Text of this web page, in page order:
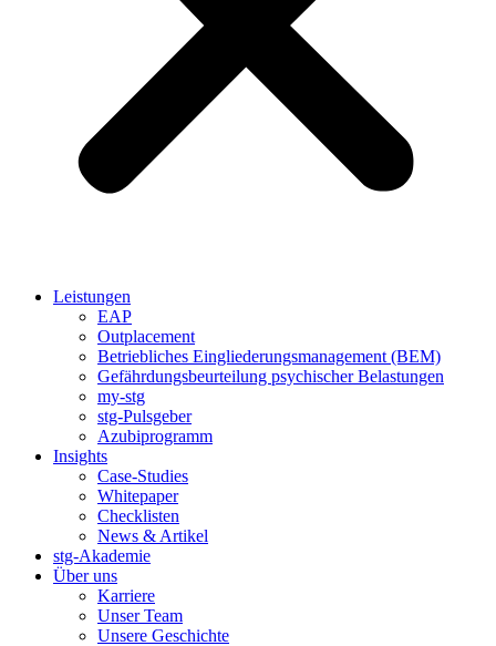
Leistungen
EAP
Outplacement
Betriebliches Eingliederungsmanagement (BEM)
Gefährdungsbeurteilung psychischer Belastungen
my-stg
stg-Pulsgeber
Azubiprogramm
Insights
Case-Studies
Whitepaper
Checklisten
News & Artikel
stg-Akademie
Über uns
Karriere
Unser Team
Unsere Geschichte